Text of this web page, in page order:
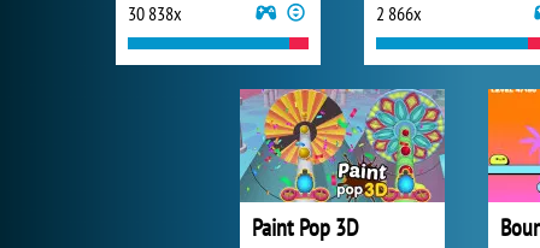
30 838x 2 866x
Paint Pop 3D